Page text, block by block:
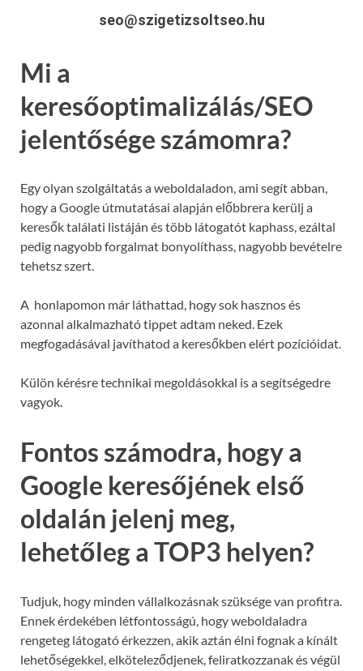
seo@szigetizsoltseo.hu
Mi a
keresőoptimalizálás/SEO
jelentősége számomra?
Egy olyan szolgáltatás a weboldaladon, ami segít abban,
hogy a Google útmutatásai alapján előbbrera kerülj a
keresők találati listáján és több látogatót kaphass, ezáltal
pedig nagyobb forgalmat bonyolíthass, nagyobb bevételre
tehetsz szert.
A honlapomon már láthattad, hogy sok hasznos és
azonnal alkalmazható tippet adtam neked. Ezek
megfogadásával javíthatod a keresőkben elért pozícióidat.
Külön kérésre technikai megoldásokkal is a segítségedre
vagyok.
Fontos számodra, hogy a
Google keresőjének első
oldalán jelenj meg,
lehetőleg a TOP3 helyen?
Tudjuk, hogy minden vállalkozásnak szüksége van profitra.
Ennek érdekében létfontosságú, hogy weboldaladra
rengeteg látogató érkezzen, akik aztán élni fognak a kínált
lehetőségekkel, elköteleződjenek, feliratkozzanak és végül